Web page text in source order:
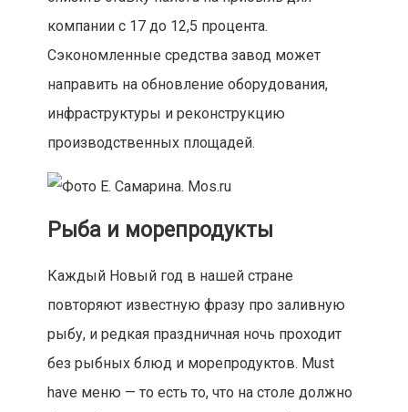
компании с 17 до 12,5 процента.
Сэкономленные средства завод может
направить на обновление оборудования,
инфраструктуры и реконструкцию
производственных площадей.
Рыба и морепродукты
Каждый Новый год в нашей стране
повторяют известную фразу про заливную
рыбу, и редкая праздничная ночь проходит
без рыбных блюд и морепродуктов. Must
have меню — то есть то, что на столе должно